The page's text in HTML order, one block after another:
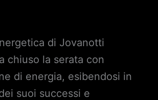
di Jovanotti
chiuso la serata con
di energia, esibendosi in
suoi successi e